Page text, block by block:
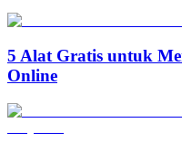
5 Alat Gratis untuk
Online